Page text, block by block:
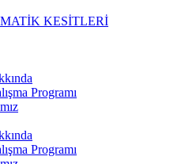
KESİTLERİ
Programı
Programı